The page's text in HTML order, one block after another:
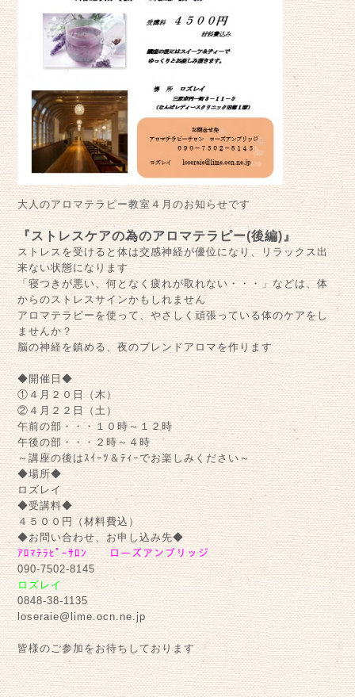
大人のアロマテラピー教室４月のお知らせです
『ストレスケアの為のアロマテラピー(後編)』
ストレスを受けると体は交感神経が優位になり、リラックス出
来ない状態になります
「寝つきが悪い、何となく疲れが取れない・・・」などは、体
からのストレスサインかもしれません
アロマテラピーを使って、やさしく頑張っている体のケアをし
ませんか？
脳の神経を鎮める、夜のブレンドアロマを作ります
◆開催日◆
①４月２０日（木）
②４月２２日（土）
午前の部・・・１０時～１２時
午後の部・・・２時～４時
～講座の後はｽｲｰﾂ＆ﾃｨｰでお楽しみください～
◆場所◆
ロズレイ
◆受講料◆
４５００円（材料費込）
◆お問い合わせ、お申し込み先◆
ｱﾛﾏﾃﾗﾋﾟｰｻﾛﾝ ローズアンブリッジ
090-7502-8145
ロズレイ
0848-38-1135
loseraie@lime.ocn.ne.jp
皆様のご参加をお待ちしております